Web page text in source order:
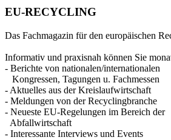
EU-RECYCLING
Das Fachmagazin für den europäischen
Informativ und praxisnah können Sie
- Berichte von nationalen/internationalen
Kongressen, Tagungen u. Fachmessen
- Aktuelles aus der Kreislaufwirtschaft
- Meldungen von der Recyclingbranche
- Neueste EU-Regelungen im Bereich der
Abfallwirtschaft
- Interessante Interviews und Events